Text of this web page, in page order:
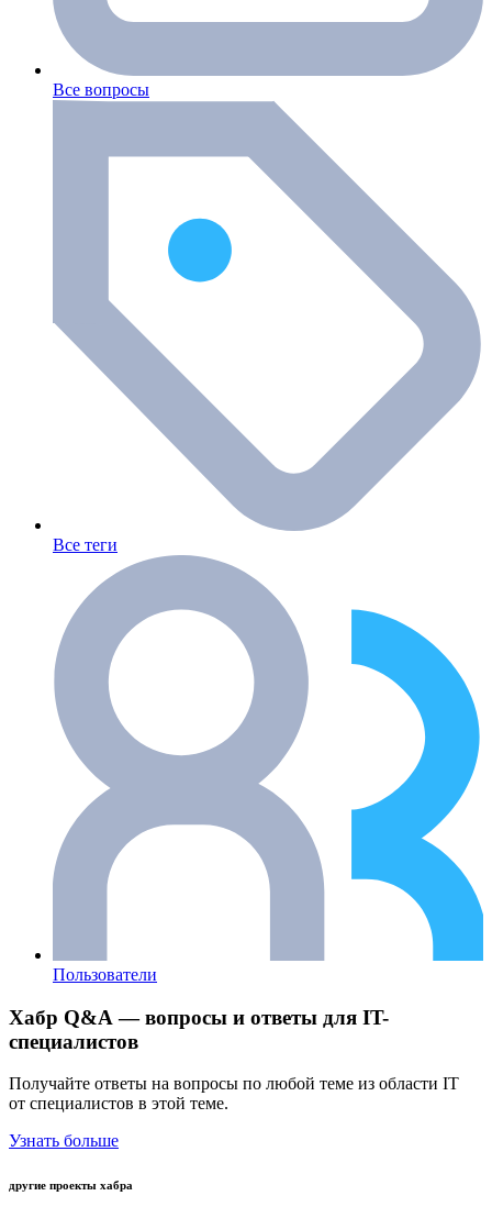
Все вопросы
Все теги
Пользователи
Хабр Q&A — вопросы и ответы для IT-
специалистов
Получайте ответы на вопросы по любой теме из области IT
от специалистов в этой теме.
Узнать больше
другие проекты хабра